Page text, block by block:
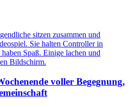
voller Begegnung,